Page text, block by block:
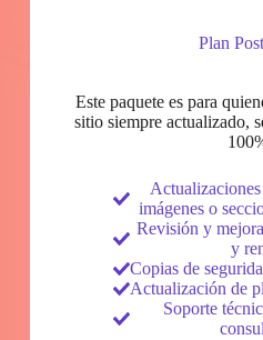
Plan
Este paquete es para
sitio siempre actualizado,
imágenes o
Revisión y
y
Copias de
Actualización de
Soporte